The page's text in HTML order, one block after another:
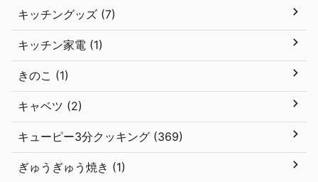
キッチングッズ (7)
キッチン家電 (1)
きのこ (1)
キャベツ (2)
キューピー3分クッキング (369)
ぎゅうぎゅう焼き (1)